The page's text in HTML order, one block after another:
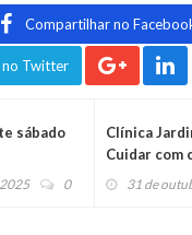
Compartilhar no
Twitter
sábado
0
Clínica
Cuidar com
propósito
31 de